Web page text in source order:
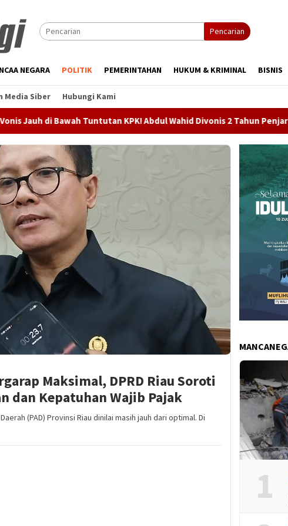
Pencarian
NEGARA POLITIK PEMERINTAHAN HUKUM & KRIMINAL BISNIS
Media Siber Hubungi Kami
KPK! Abdul Wahid Divonis 2 Tahun Penjara, Hakim Bebankan
Maksimal, DPRD Riau Soroti
dan Kepatuhan Wajib Pajak
(PAD) Provinsi Riau dinilai masih jauh dari optimal. Di
1